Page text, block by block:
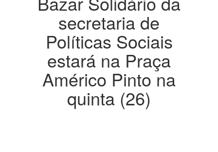
secretaria de
Políticas Sociais
estará na Praça
Américo Pinto na
quinta (26)